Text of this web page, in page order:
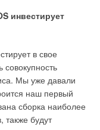
инвестирует
в свое
Мы уже давали
наш первый
сборка наиболее
также будут
теплого
для систем
России
канализационный
и вентиляции
следует
(фильтры
воздух.
кондиционера
значит, что
быть достаточно